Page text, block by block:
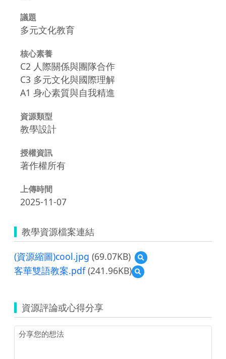
議題
多元文化教育
核心素養
C2 人際關係與團隊合作
C3 多元文化與國際理解
A1 身心素質與自我精進
資源類型
教學設計
授權資訊
著作權所有
上傳時間
2025-11-07
教學資源檔案連結
(資源縮圖)cool.jpg (69.07KB)
預
覽
(資
客華雙語教案.pdf(241.96KB)
預
覽
語
教
資源評論或心得分享